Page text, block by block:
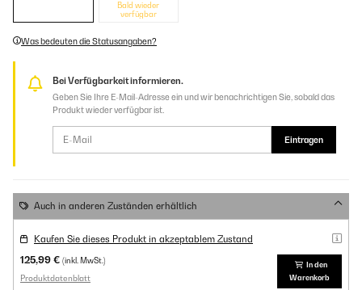
Bald wieder
verfügbar
Was bedeuten die Statusangaben?
Bei Verfügbarkeit informieren.
Geben Sie Ihre E-Mail-Adresse ein und wir benachrichtigen Sie, sobald das
Produkt wieder verfügbar ist.
Eintragen
Auch in anderen Zuständen erhältlich
Kaufen Sie dieses Produkt in akzeptablem Zustand
125,99 € (inkl. MwSt.)
Produktdatenblatt
In den
Warenkorb